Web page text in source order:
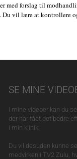
med forslag til
Du vil lære at kontrollere
SE MINE
I mine videoer kan du
der har fået det bedre
i min klinik.
Du vil desuden kunne
medvirken i TV2 Zulu,